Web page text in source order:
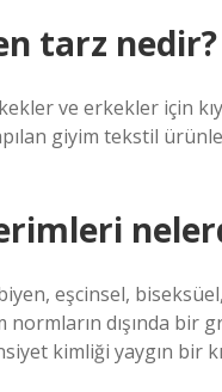
tarz nedir?
ve erkekler için
giyim tekstil
eşcinsel,
normların dışında bir
kimliği yaygın bir